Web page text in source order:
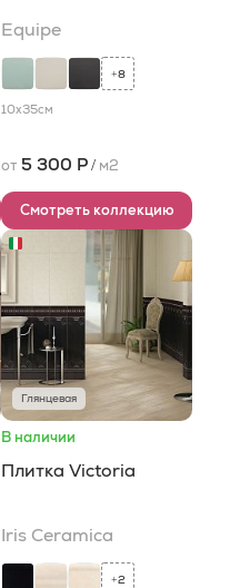
Equipe
+8
10x35см
от 5 300 Р/ м2
Смотреть коллекцию
Глянцевая
В наличии
Плитка Victoria
Iris Ceramica
+2